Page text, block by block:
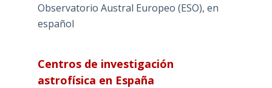
Observatorio Austral Europeo (ESO), en
español
Centros de investigación
astrofísica en España